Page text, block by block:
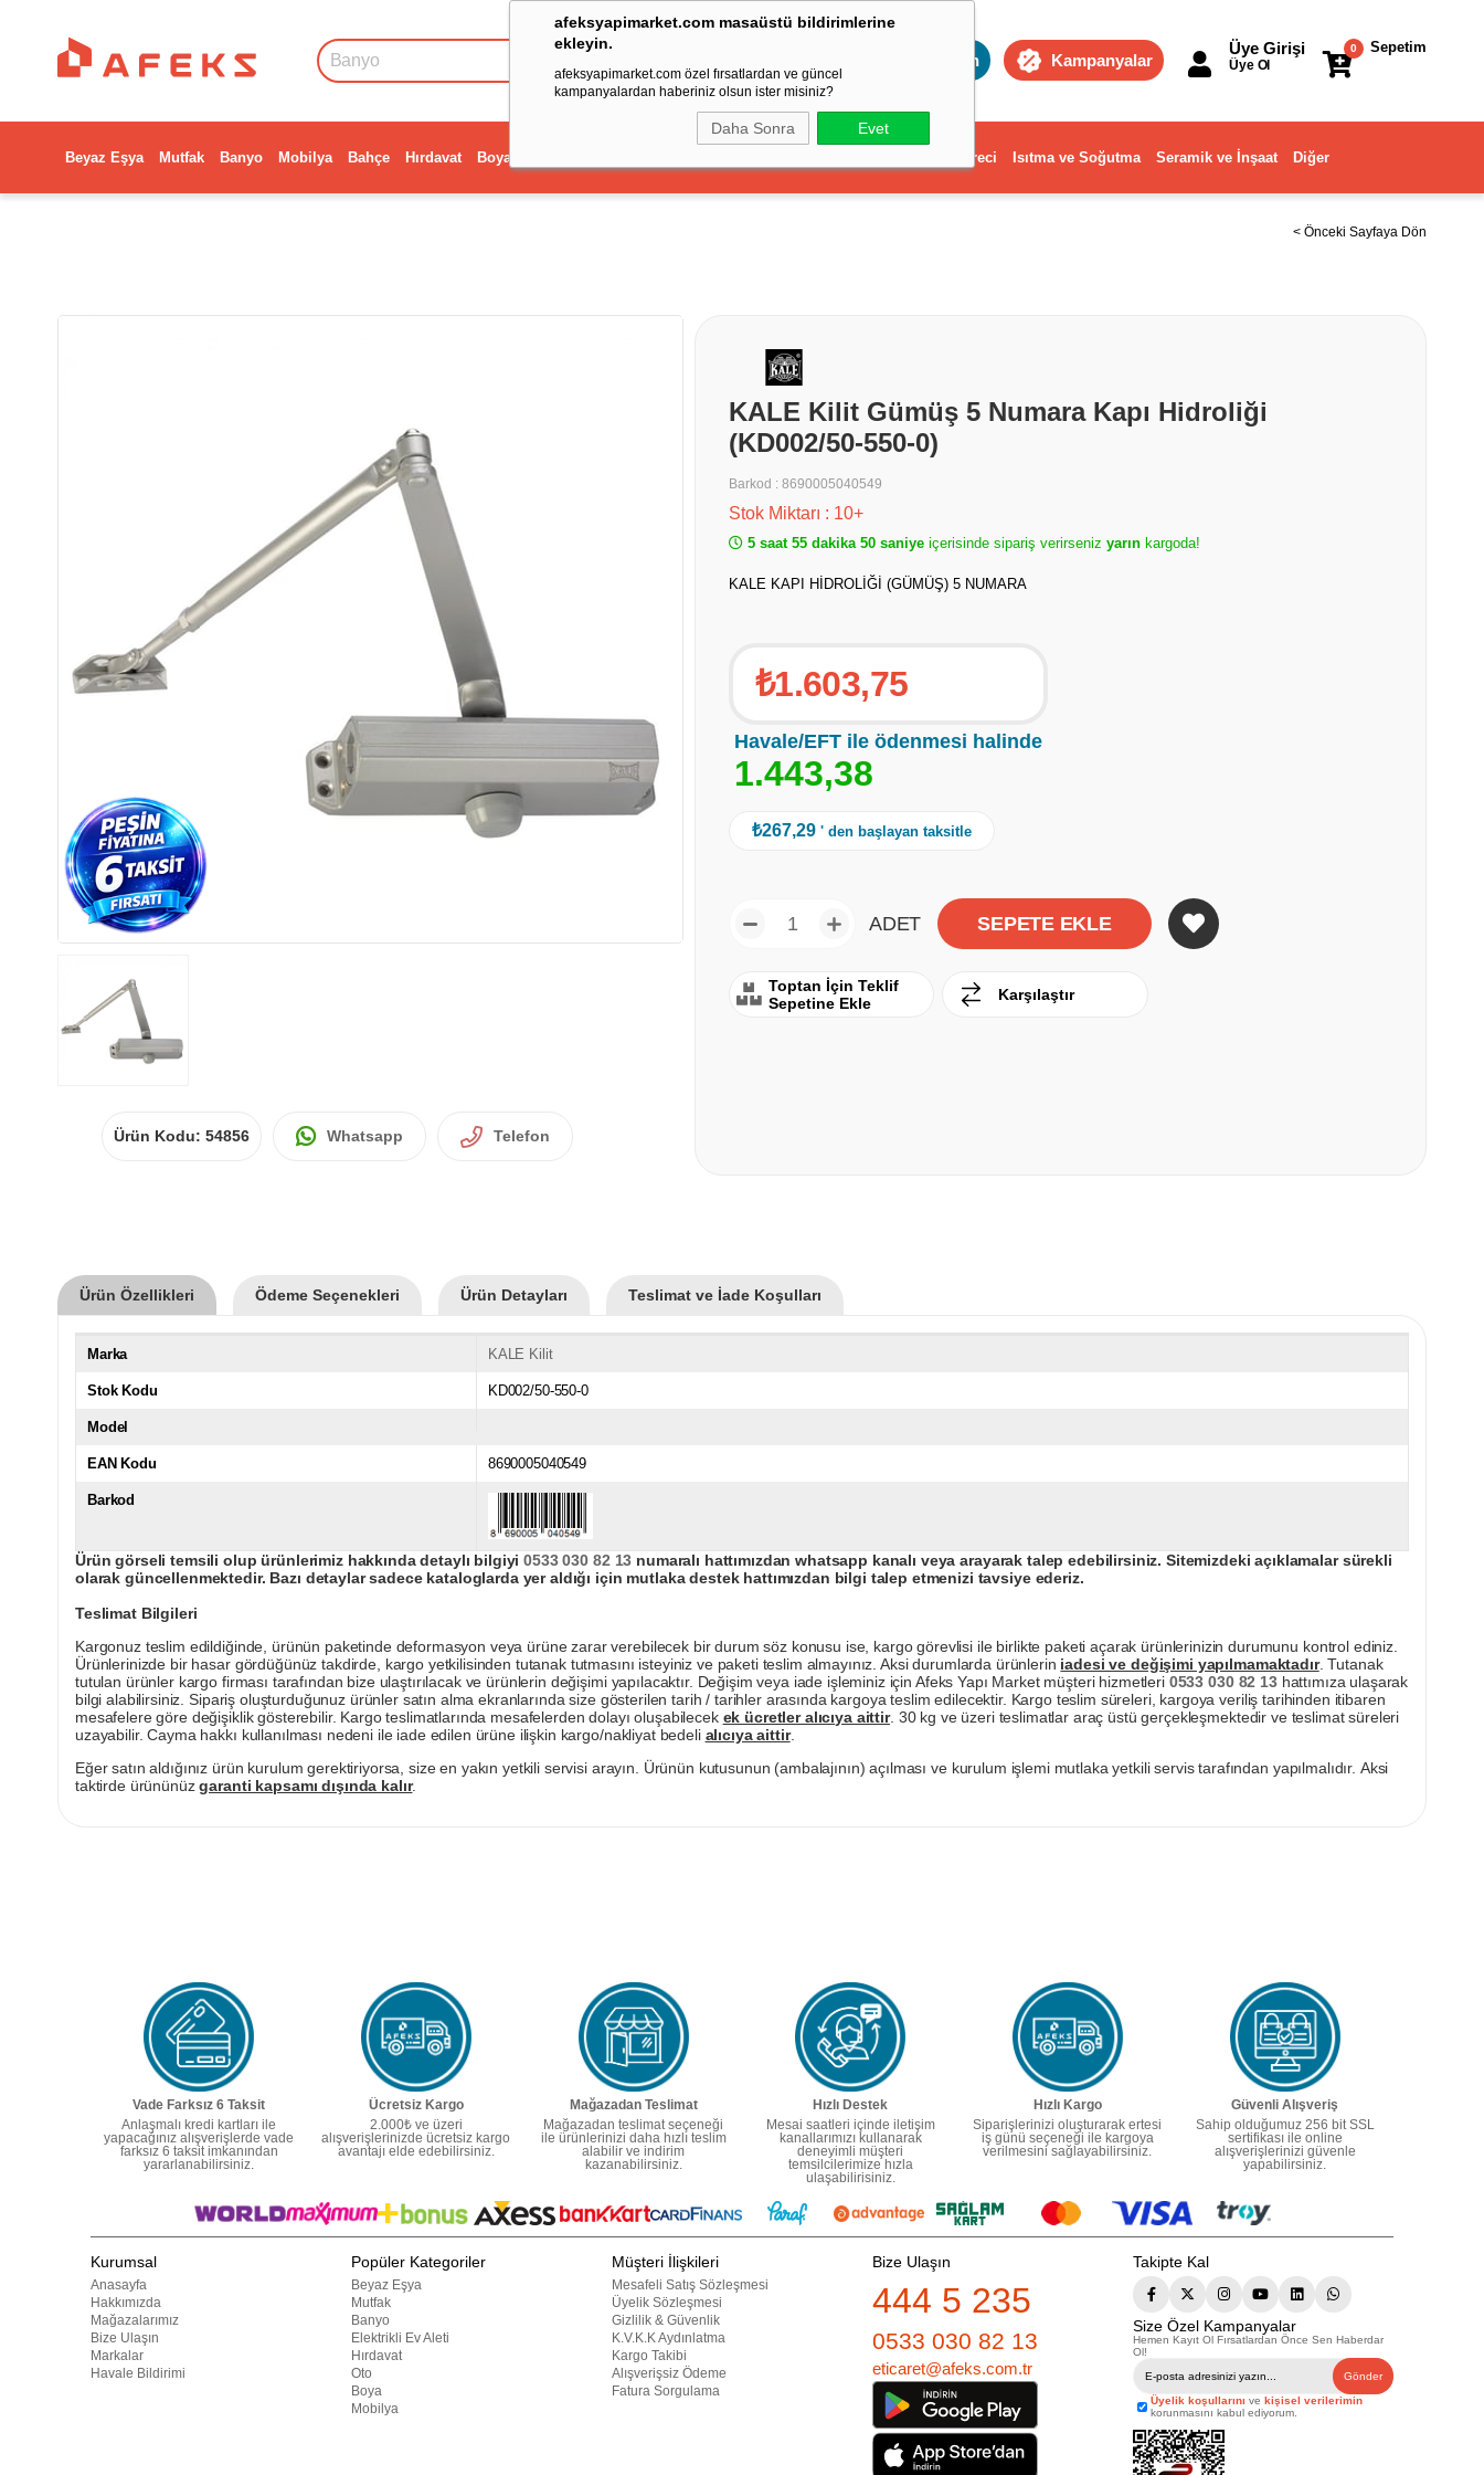
afeksyapimarket.com masaüstü bildirimlerine
ekleyin.
afeksyapimarket.com özel fırsatlardan ve güncel
kampanyalardan haberiniz olsun ister misiniz?
Daha Sonra Evet
Toptan Kampanyalar
Sepetim
0
Üye Girişi
Üye Ol
Beyaz Eşya Mutfak Banyo Mobilya Bahçe Hırdavat Boya Dekorasyon ve Ev Gereci Isıtma ve Soğutma Seramik ve İnşaat Diğer
< Önceki Sayfaya Dön
Ürün Kodu: 54856 Whatsapp Telefon
KALE Kilit Gümüş 5 Numara Kapı Hidroliği
(KD002/50-550-0)
Barkod : 8690005040549
Stok Miktarı : 10+
5 saat 55 dakika 50 saniye içerisinde sipariş verirseniz yarın kargoda!
KALE KAPI HİDROLİĞİ (GÜMÜŞ) 5 NUMARA
₺1.603,75
Havale/EFT ile ödenmesi halinde
1.443,38
₺267,29 ' den başlayan taksitle
ADET
Toptan İçin Teklif
Sepetine Ekle
Karşılaştır
Ürün Özellikleri Ödeme Seçenekleri Ürün Detayları Teslimat ve İade Koşulları
Marka KALE Kilit
Stok Kodu KD002/50-550-0
Model
EAN Kodu 8690005040549
Barkod
Ürün görseli temsili olup ürünlerimiz hakkında detaylı bilgiyi0533 030 82 13 numaralı hattımızdan whatsapp kanalı veya arayarak talep edebilirsiniz. Sitemizdeki açıklamalar sürekli
olarak güncellenmektedir. Bazı detaylar sadece kataloglarda yer aldığı için mutlaka destek hattımızdan bilgi talep etmenizi tavsiye ederiz.
Teslimat Bilgileri
Kargonuz teslim edildiğinde, ürünün paketinde deformasyon veya ürüne zarar verebilecek bir durum söz konusu ise, kargo görevlisi ile birlikte paketi açarak ürünlerinizin durumunu kontrol ediniz.
Ürünlerinizde bir hasar gördüğünüz takdirde, kargo yetkilisinden tutanak tutmasını isteyiniz ve paketi teslim almayınız. Aksi durumlarda ürünlerin iadesi ve değişimi yapılmamaktadır. Tutanak
tutulan ürünler kargo firması tarafından bize ulaştırılacak ve ürünlerin değişimi yapılacaktır. Değişim veya iade işleminiz için Afeks Yapı Market müşteri hizmetleri 0533 030 82 13hattımıza ulaşarak
bilgi alabilirsiniz. Sipariş oluşturduğunuz ürünler satın alma ekranlarında size gösterilen tarih / tarihler arasında kargoya teslim edilecektir. Kargo teslim süreleri, kargoya veriliş tarihinden itibaren
mesafelere göre değişiklik gösterebilir. Kargo teslimatlarında mesafelerden dolayı oluşabilecek ek ücretler alıcıya aittir. 30 kg ve üzeri teslimatlar araç üstü gerçekleşmektedir ve teslimat süreleri
uzayabilir. Cayma hakkı kullanılması nedeni ile iade edilen ürüne ilişkin kargo/nakliyat bedeli alıcıya aittir.
Eğer satın aldığınız ürün kurulum gerektiriyorsa, size en yakın yetkili servisi arayın. Ürünün kutusunun (ambalajının) açılması ve kurulum işlemi mutlaka yetkili servis tarafından yapılmalıdır. Aksi
taktirde ürününüzgaranti kapsamı dışında kalır.
Vade Farksız 6 Taksit
Anlaşmalı kredi kartları ile
yapacağınız alışverişlerde vade
farksız 6 taksit imkanından
yararlanabilirsiniz.
Ücretsiz Kargo
2.000₺ ve üzeri
alışverişlerinizde ücretsiz kargo
avantajı elde edebilirsiniz.
Mağazadan Teslimat
Mağazadan teslimat seçeneği
ile ürünlerinizi daha hızlı teslim
alabilir ve indirim
kazanabilirsiniz.
Hızlı Destek
Mesai saatleri içinde iletişim
kanallarımızı kullanarak
deneyimli müşteri
temsilcilerimize hızla
ulaşabilirisiniz.
Hızlı Kargo
Siparişlerinizi oluşturarak ertesi
iş günü seçeneği ile kargoya
verilmesini sağlayabilirsiniz.
Güvenli Alışveriş
Sahip olduğumuz 256 bit SSL
sertifikası ile online
alışverişlerinizi güvenle
yapabilirsiniz.
Kurumsal
Anasayfa
Hakkımızda
Mağazalarımız
Bize Ulaşın
Markalar
Havale Bildirimi
Popüler Kategoriler
Beyaz Eşya
Mutfak
Banyo
Elektrikli Ev Aleti
Hırdavat
Oto
Boya
Mobilya
Müşteri İlişkileri
Mesafeli Satış Sözleşmesi
Üyelik Sözleşmesi
Gizlilik & Güvenlik
K.V.K.K Aydınlatma
Kargo Takibi
Alışverişsiz Ödeme
Fatura Sorgulama
Bize Ulaşın
444 5 235
0533 030 82 13
eticaret@afeks.com.tr
Takipte Kal
Size Özel Kampanyalar
Hemen Kayıt Ol Fırsatlardan Önce Sen Haberdar
Ol!
Gönder
Üyelik koşullarını ve kişisel verilerimin
korunmasını kabul ediyorum.